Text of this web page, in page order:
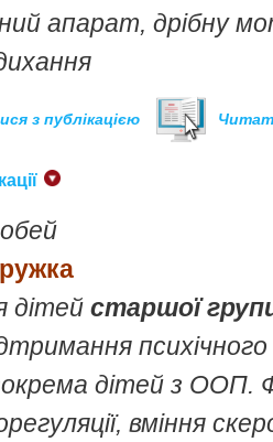
апарат, дрібну
з публікацією
дітей старшої
психічного
дітей з ООП.
вміння